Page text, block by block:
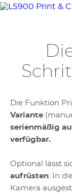
Die Funktion
Variante
serienmäßig
verfügbar.
Optional lässt
aufrüsten: In
Kamera